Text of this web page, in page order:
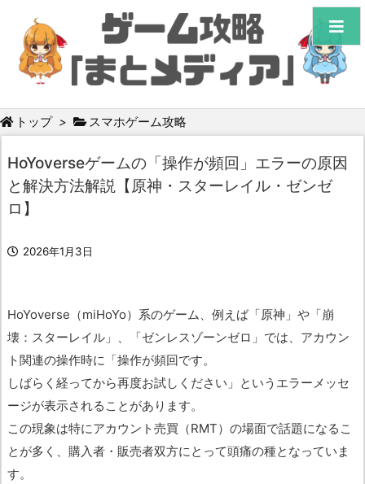
トップ > スマホゲーム攻略
HoYoverseゲームの「操作が頻回」エラーの原因
と解決方法解説【原神・スターレイル・ゼンゼ
ロ】
2026年1月3日
HoYoverse（miHoYo）系のゲーム、例えば「原神」や「崩
壊：スターレイル」、「ゼンレスゾーンゼロ」では、アカウン
ト関連の操作時に「操作が頻回です。
しばらく経ってから再度お試しください」というエラーメッセ
ージが表示されることがあります。
この現象は特にアカウント売買（RMT）の場面で話題になるこ
とが多く、購入者・販売者双方にとって頭痛の種となっていま
す。